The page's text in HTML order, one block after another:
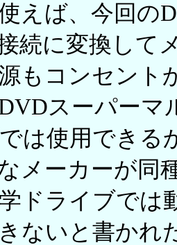
えば、今回の
続に変換して
もコンセント
スーパー
は使用できる
メーカーが同
ドライブでは
ないと書かれ